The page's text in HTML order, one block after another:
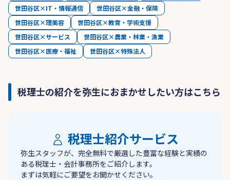
世田谷区×IT・情報通信
世田谷区×金融・保険
世田谷区×理美容
世田谷区×教育・学術支援
世田谷区×サービス
世田谷区×農業・林業・漁業
世田谷区×医療・福祉
世田谷区×特殊法人
税理士の紹介を弥生におまかせしたい方はこちら
税理士紹介サービス
弥生スタッフが、完全無料で厳選した豊富な経験と実績の
ある税理士・会計事務所をご紹介します。
まずは気軽にご要望をお聞かせください。